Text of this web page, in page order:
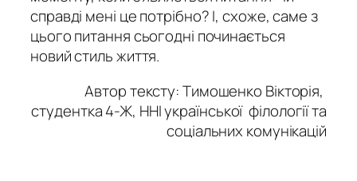
справді мені це потрібно? І, схоже, саме з
цього питання сьогодні починається
новий стиль життя.
Автор тексту: Тимошенко Вікторія,
студентка 4-Ж, ННІ української філології та
соціальних комунікацій